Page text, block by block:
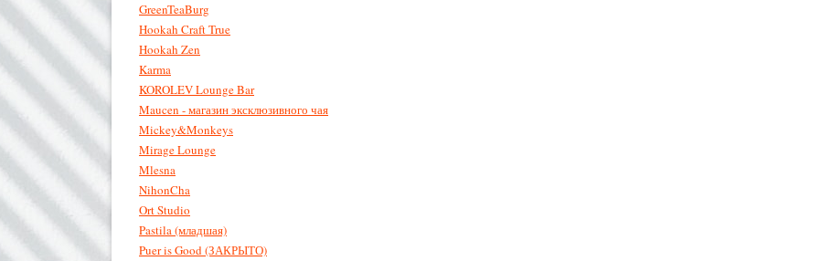
GreenTeaBurg
Hookah Craft True
Hookah Zen
Karma
KOROLEV Lounge Bar
Maucen - магазин эксклюзивного чая
Mickey&Monkeys
Mirage Lounge
Mlesna
NihonCha
Ort Studio
Pastila (младшая)
Puer is Good (ЗАКРЫТО)